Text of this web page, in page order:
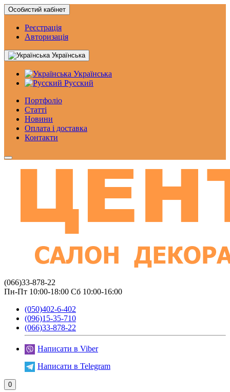
Особистий кабінет
Реєстрація
Авторизація
Українська
Українська
Русский
Портфоліо
Статтi
Новини
Оплата і доставка
Контакти
(066)33-878-22
Пн-Пт 10:00-18:00 Сб 10:00-16:00
(050)402-6-402
(096)15-35-710
(066)33-878-22
Написати в Viber
Написати в Telegram
0